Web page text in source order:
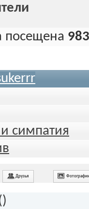
посещена 983
симпатия
Друзья
)